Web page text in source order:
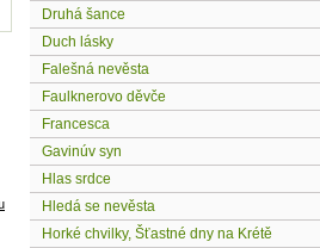
Druhá šance
Duch lásky
Falešná nevěsta
Faulknerovo děvče
Francesca
Gavinúv syn
Hlas srdce
Hledá se nevěsta
Horké chvilky, Šťastné dny na Krétě